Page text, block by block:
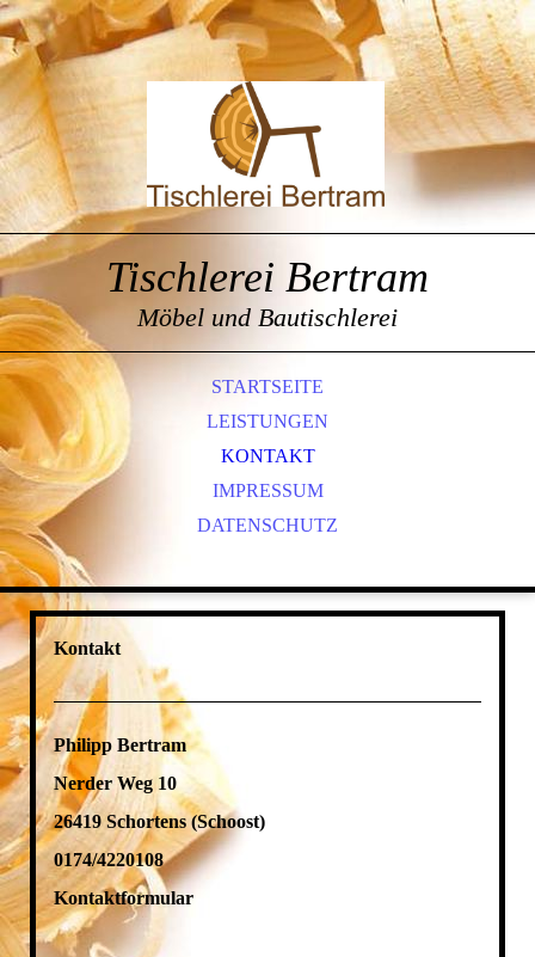
Tischlerei Bertram
Möbel und Bautischlerei
STARTSEITE
LEISTUNGEN
KONTAKT
IMPRESSUM
DATENSCHUTZ
Kontakt
Philipp Bertram
Nerder Weg 10
26419 Schortens (Schoost)
0174/4220108
Kontaktformular